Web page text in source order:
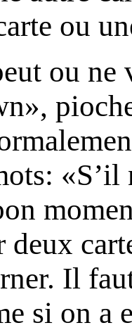
ou
ou ne
deux
Il
si on a